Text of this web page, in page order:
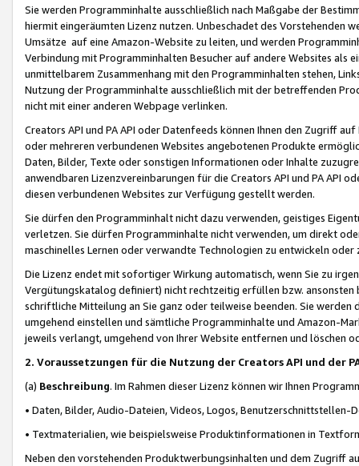
Sie werden Programminhalte ausschließlich nach Maßgabe der
hiermit eingeräumten Lizenz nutzen. Unbeschadet des Vorstehenden
Umsätze auf eine Amazon-Website zu leiten, und werden
Verbindung mit Programminhalten Besucher auf andere Websites als
unmittelbarem Zusammenhang mit den Programminhalten stehen,
Nutzung der Programminhalte ausschließlich mit der betreffenden
nicht mit einer anderen Webpage verlinken.
Creators API und PA API oder Datenfeeds können Ihnen den Zugriff
oder mehreren verbundenen Websites angebotenen Produkte
Daten, Bilder, Texte oder sonstigen Informationen oder Inhalte
anwendbaren Lizenzvereinbarungen für die Creators API und PA API
diesen verbundenen Websites zur Verfügung gestellt werden.
Sie dürfen den Programminhalt nicht dazu verwenden, geistiges
verletzen. Sie dürfen Programminhalte nicht verwenden, um direkt
maschinelles Lernen oder verwandte Technologien zu entwickeln
Die Lizenz endet mit sofortiger Wirkung automatisch, wenn Sie zu
Vergütungskatalog definiert) nicht rechtzeitig erfüllen bzw. ansonsten
schriftliche Mitteilung an Sie ganz oder teilweise beenden. Sie werden
umgehend einstellen und sämtliche Programminhalte und Amazon-
jeweils verlangt, umgehend von Ihrer Website entfernen und löschen
2. Voraussetzungen für die Nutzung der Creators API und der
(a) Beschreibung. Im Rahmen dieser Lizenz können wir Ihnen
• Daten, Bilder, Audio-Dateien, Videos, Logos, Benutzerschnittstellen-
• Textmaterialien, wie beispielsweise Produktinformationen in
Neben den vorstehenden Produktwerbungsinhalten und dem Zugriff